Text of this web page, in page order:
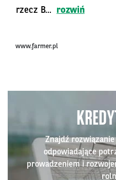
rzecz B...
rozwiń
www.farmer.pl
Znajdź
odpowiadające
prowadzeniem i